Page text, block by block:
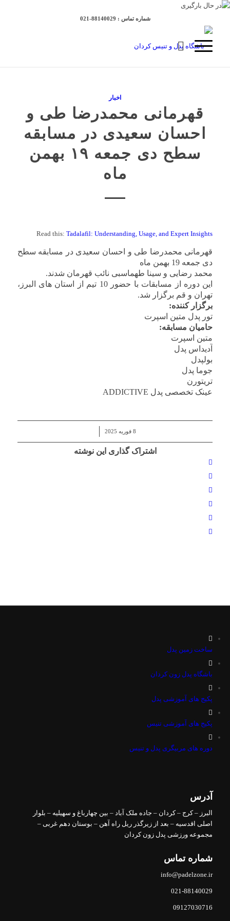
شماره تماس :‌ 88140029-021
اخبار
قهرمانی محمدرضا طی و
احسان سعیدی در مسابقه
سطح دی جمعه ۱۹ بهمن
ماه
Read this:Tadalafil: Understanding, Usage, and Expert Insights
قهرمانی محمدرضا طی و احسان سعیدی در مسابقه سطح
دی جمعه 19 بهمن ماه
محمد رضایی و سینا طهماسبی نائب قهرمان شدند.
این دوره از مسابقات با حضور 10 تیم از استان های البرز،
تهران و قم برگزار شد.
برگزار کننده:
تور پدل متین اسپرت
حامیان مسابقه:
متین اسپرت
آدیداس پدل
بولپدل
جوما پدل
تریتورن
عینک تخصصی پدل ADDICTIVE
8 فوریه 2025 /
اشتراک گذاری این نوشته
ساخت زمین پدل
باشگاه پدل زون کردان
پکیج های آموزشی پدل
پکیج های آموزشی تنیس
دوره های مربیگری پدل و تنیس
آدرس
البرز – کرج – کردان – جاده ملک آباد – بین چهارباغ و سهیلیه – بلوار
اصلی اقدسیه – بعد از زیرگذر ریل راه آهن – بوستان دهم غربی –
مجموعه ورزشی پدل زون کردان
شماره تماس
info@padelzone.ir
021-88140029
09127030716